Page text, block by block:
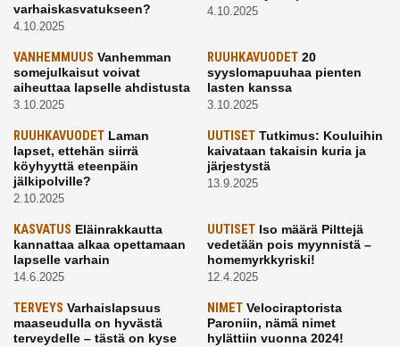
varhaiskasvatukseen?
4.10.2025
4.10.2025
VANHEMMUUS Vanhemman
somejulkaisut voivat
aiheuttaa lapselle ahdistusta
3.10.2025
RUUHKAVUODET20
syyslomapuuhaa pienten
lasten kanssa
3.10.2025
RUUHKAVUODET Laman
lapset, ettehän siirrä
köyhyyttä eteenpäin
jälkipolville?
2.10.2025
UUTISETTutkimus: Kouluihin
kaivataan takaisin kuria ja
järjestystä
13.9.2025
KASVATUS Eläinrakkautta
kannattaa alkaa opettamaan
lapselle varhain
14.6.2025
UUTISETIso määrä Pilttejä
vedetään pois myynnistä –
homemyrkkyriski!
12.4.2025
TERVEYS Varhaislapsuus
maaseudulla on hyvästä
terveydelle – tästä on kyse
NIMETVelociraptorista
Paroniin, nämä nimet
hylättiin vuonna 2024!